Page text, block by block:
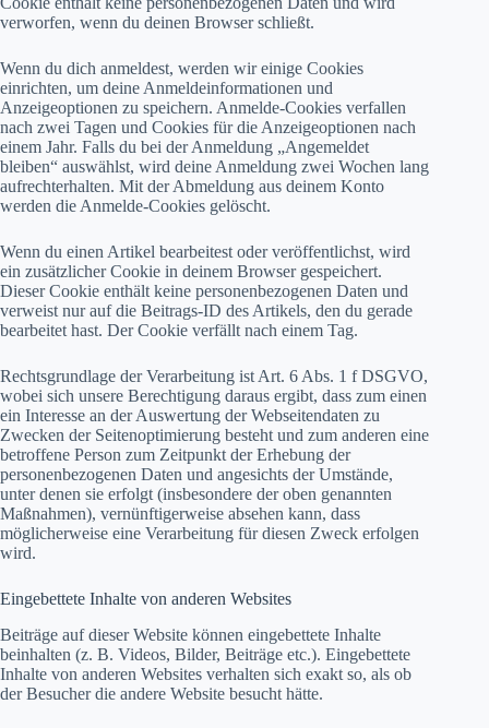
verworfen, wenn du deinen Browser schließt.
Wenn du dich anmeldest, werden wir einige Cookies
einrichten, um deine Anmeldeinformationen und
Anzeigeoptionen zu speichern. Anmelde-Cookies verfallen
nach zwei Tagen und Cookies für die Anzeigeoptionen nach
einem Jahr. Falls du bei der Anmeldung „Angemeldet
bleiben“ auswählst, wird deine Anmeldung zwei Wochen lang
aufrechterhalten. Mit der Abmeldung aus deinem Konto
werden die Anmelde-Cookies gelöscht.
Wenn du einen Artikel bearbeitest oder veröffentlichst, wird
ein zusätzlicher Cookie in deinem Browser gespeichert.
Dieser Cookie enthält keine personenbezogenen Daten und
verweist nur auf die Beitrags-ID des Artikels, den du gerade
bearbeitet hast. Der Cookie verfällt nach einem Tag.
Rechtsgrundlage der Verarbeitung ist Art. 6 Abs. 1 f DSGVO,
wobei sich unsere Berechtigung daraus ergibt, dass zum einen
ein Interesse an der Auswertung der Webseitendaten zu
Zwecken der Seitenoptimierung besteht und zum anderen eine
betroffene Person zum Zeitpunkt der Erhebung der
personenbezogenen Daten und angesichts der Umstände,
unter denen sie erfolgt (insbesondere der oben genannten
Maßnahmen), vernünftigerweise absehen kann, dass
möglicherweise eine Verarbeitung für diesen Zweck erfolgen
wird.
Eingebettete Inhalte von anderen Websites
Beiträge auf dieser Website können eingebettete Inhalte
beinhalten (z. B. Videos, Bilder, Beiträge etc.). Eingebettete
Inhalte von anderen Websites verhalten sich exakt so, als ob
der Besucher die andere Website besucht hätte.